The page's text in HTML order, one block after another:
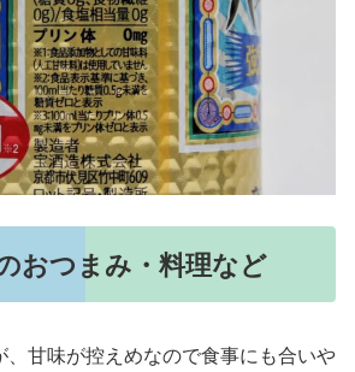
おつまみ・料理など
甘味が控えめなので食事にも合いや